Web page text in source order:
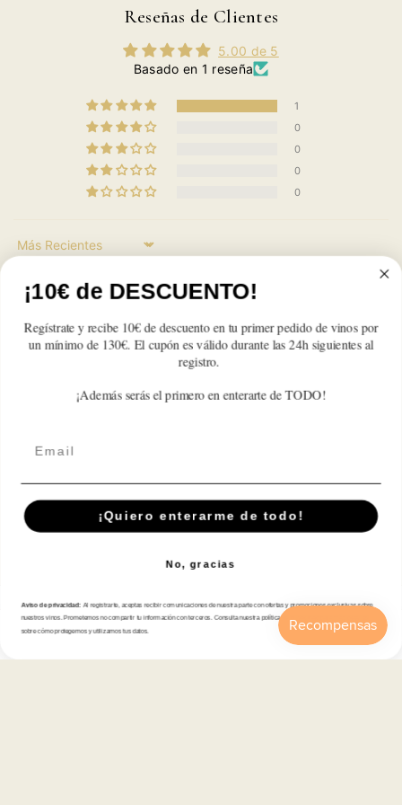
32
32
Reseñas de Clientes
5.00 de 5
Basado en 1 reseña
1
0
0
0
0
Sort by
les ha encantado a todos!
Suscríbete A Nuestra Newsletter
Tienda
Atención al cliente
Cuenta Carrito
¡10€ de DESCUENTO!
Regístrate y recibe 10€ de descuento en tu primer pedido de vinos por
un mínimo de 130€. El cupón es válido durante las 24h siguientes al
registro.
¡Además serás el primero en enterarte de TODO!
¡Quiero enterarme de todo!
No, gracias
Aviso de privacidad: Al registrarte, aceptas recibir comunicaciones de nuestra parte con ofertas y promociones exclusivas sobre
nuestros vinos. Prometemos no compartir tu información con terceros. Consulta nuestra política de privacidad para más detalles
sobre cómo protegemos y utilizamos tus datos.